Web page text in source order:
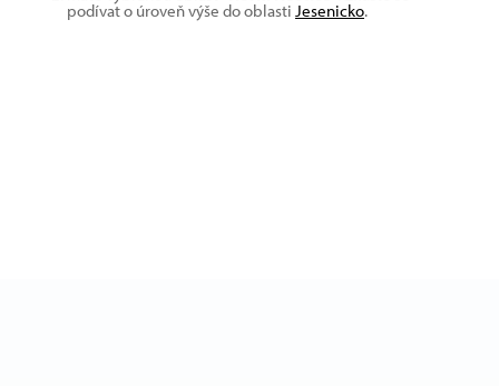
podívat o úroveň výše do oblasti Jesenicko.